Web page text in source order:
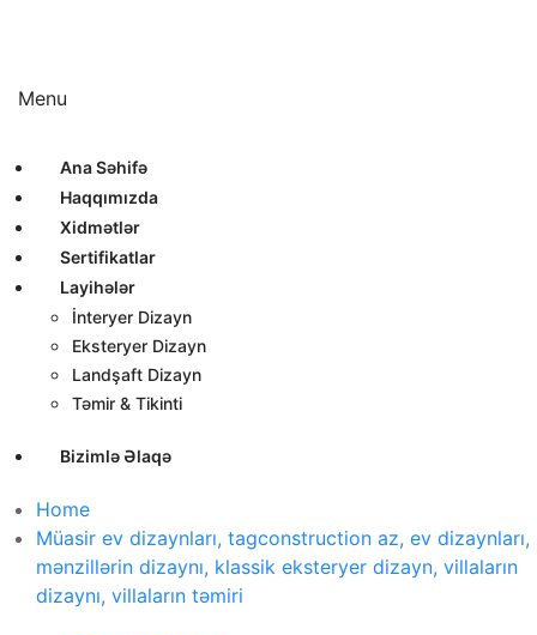
Menu
Ana Səhifə
Haqqımızda
Xidmətlər
Sertifikatlar
Layihələr
İnteryer Dizayn
Eksteryer Dizayn
Landşaft Dizayn
Təmir & Tikinti
Bizimlə Əlaqə
Home
Müasir ev dizaynları, tagconstruction az, ev dizaynları,
mənzillərin dizaynı, klassik eksteryer dizayn, villaların
dizaynı, villaların təmiri